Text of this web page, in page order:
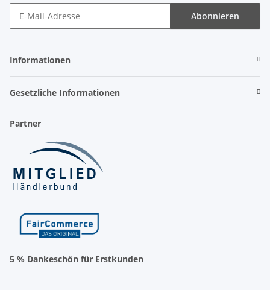
Abonnieren
Informationen
Gesetzliche Informationen
Partner
5 % Dankeschön für Erstkunden